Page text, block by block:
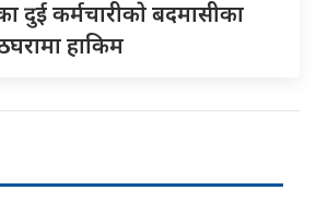
दुई कर्मचारीकाे बदमासीका
हाकिम